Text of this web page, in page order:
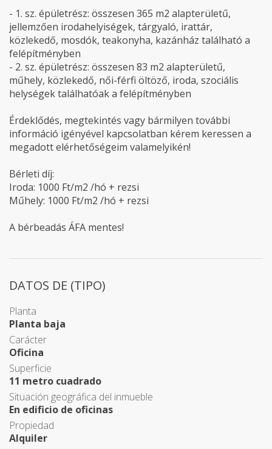
- 1. sz. épületrész: összesen 365 m2 alapterületű,
jellemzően irodahelyiségek, tárgyaló, irattár,
közlekedő, mosdók, teakonyha, kazánház található a
felépítményben
- 2. sz. épületrész: összesen 83 m2 alapterületű,
műhely, közlekedő, női-férfi öltöző, iroda, szociális
helységek találhatóak a felépítményben
Érdeklődés, megtekintés vagy bármilyen további
információ igényével kapcsolatban kérem keressen a
megadott elérhetőségeim valamelyikén!
Bérleti díj:
Iroda: 1000 Ft/m2 /hó + rezsi
Műhely: 1000 Ft/m2 /hó + rezsi
A bérbeadás ÁFA mentes!
DATOS DE (TIPO)
Planta
Planta baja
Carácter
Oficina
Superficie
11 metro cuadrado
Situación geográfica del inmueble
En edificio de oficinas
Propiedad
Alquiler